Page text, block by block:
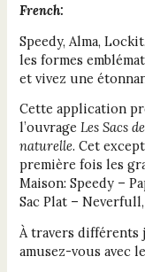
French:
Speedy, Alma,
les formes
et vivez une
Cette application
l’ouvrage Les Sacs
naturelle. Cet
première fois les
Maison: Speedy –
Sac Plat –
À travers différents
amusez-vous avec